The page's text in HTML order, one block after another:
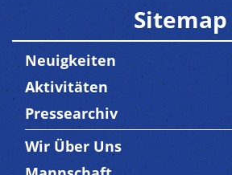
Sitemap
Neuigkeiten
Aktivitäten
Pressearchiv
Trenner3
Wir Über Uns